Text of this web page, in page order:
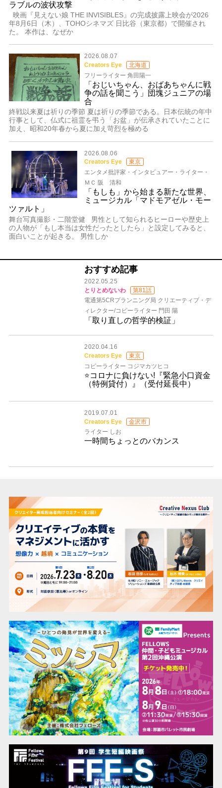
ラブルの波状攻撃
映画『見えない娘 THE INVISIBLES』の完成披露上映会が2026
年8月6日（木）、TOHOシネマズ 日比谷（東京都）で開催され
た。 本作は、なぜか
2026.08.07
Creators Eye
北海道
フリーライター 角田陽一
「おじいちゃん、おばあちゃんに戦
争の話を聞こう」団塊ジュニアの場
合
終戦以来夏は祈りの季節 夏は祈りの季節である。日本伝統の年中
行事として、仏式に祖霊を弔う「お盆」が伝承されていたことに
加え、昭和20年春から夏に加え苛烈を極める
2026.08.06
Creators Eye
東京
エンタメ批評家・インタビュアー・ライター・
ＭＣ 阪 清和
「もしも」から始まる新たな世界、
ミュージカル「マドモアゼル・モー
ツァルト」
舞台写真撮影・二階堂健 男性として知られるヒーローや歴史上
の人物が「もし本当は女性だったとしたら」と設定してみると、
面白いことが起きる。 男性しか
おすすめ記事
2022.05.25
とりとめないわ
第81話
電通第5CRプランニング局 クリエーティブ・デ
ィレクター/コピーライター 門田 陽
「取り直しの哲学的検証」
2020.04.16
Creators Eye
東京
コピーライター コジマカツヒコ
⭐コロナに負けない!『緊急小口資金
（特例貸付）』（受付延長中）
2019.07.01
Creators Eye
金沢市
ライター しお
一時間ちょっとのバカンス